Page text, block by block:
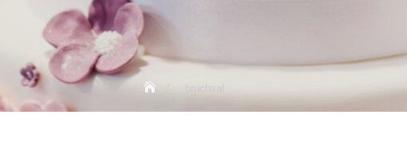
bruchsal